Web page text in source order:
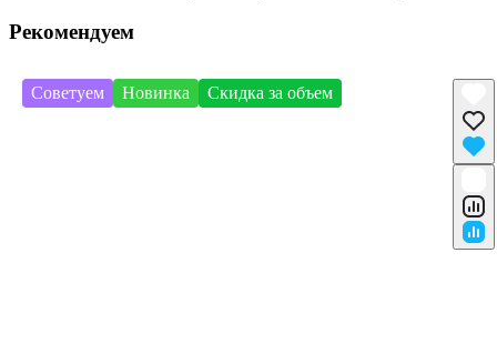
Рекомендуем
Советуем Новинка Скидка за объем